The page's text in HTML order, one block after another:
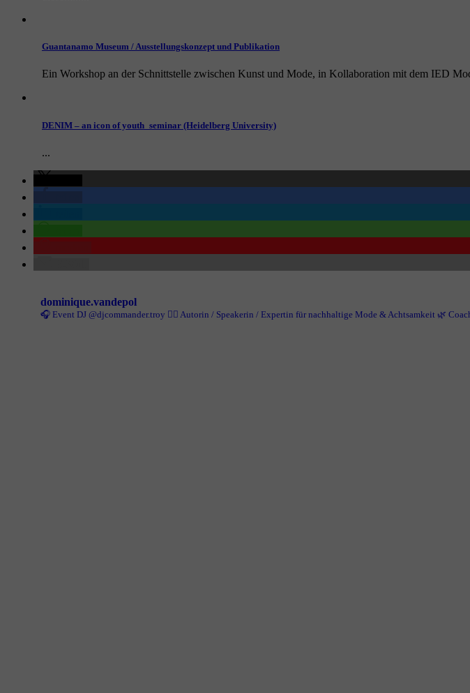
Guantanamo Museum / Ausstellungskonzept und Publikation
Ein Workshop an der Schnittstelle zwischen Kunst und Mode, in Kollaboration mit dem IED
DENIM – an icon of youth_seminar (Heidelberg University)
...
dominique.vandepol
🎧 Event DJ @djcommander.troy ✍🏻 Autorin / Speakerin / Expertin für nachhaltige Mode & Achtsamkeit 🌿